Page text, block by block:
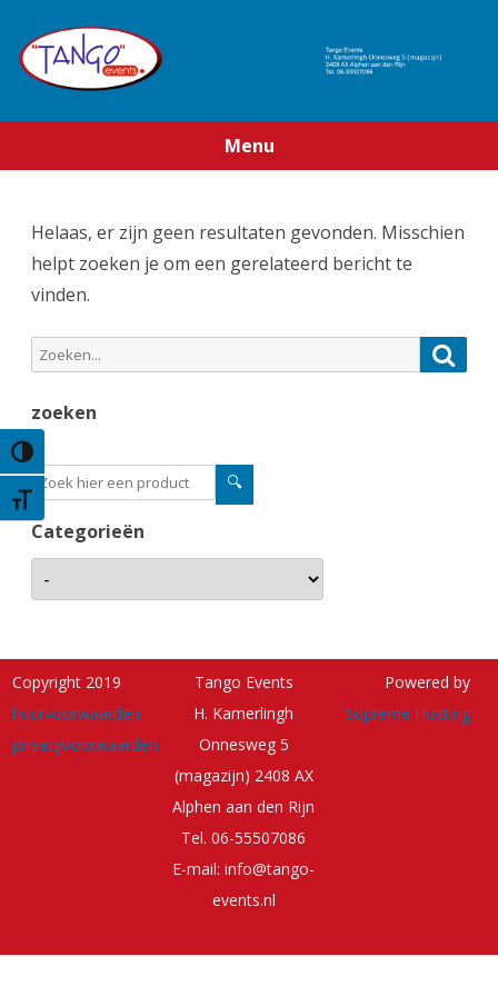
Keuze voor hoog contrast
Kies grootte van het lettertype
Menu
de
inhoud
Helaas, er zijn geen resultaten gevonden. Misschien
helpt zoeken je om een gerelateerd bericht te
vinden.
Zoeken
naar:
zoeken
Categorieën
Copyright 2019
huurvoorwaarden
privacyvoorwaarden
Tango Events
H. Kamerlingh
Onnesweg 5
(magazijn) 2408 AX
Alphen aan den Rijn
Tel. 06-55507086
E-mail: info@tango-
events.nl
Powered by
Supreme Hosting